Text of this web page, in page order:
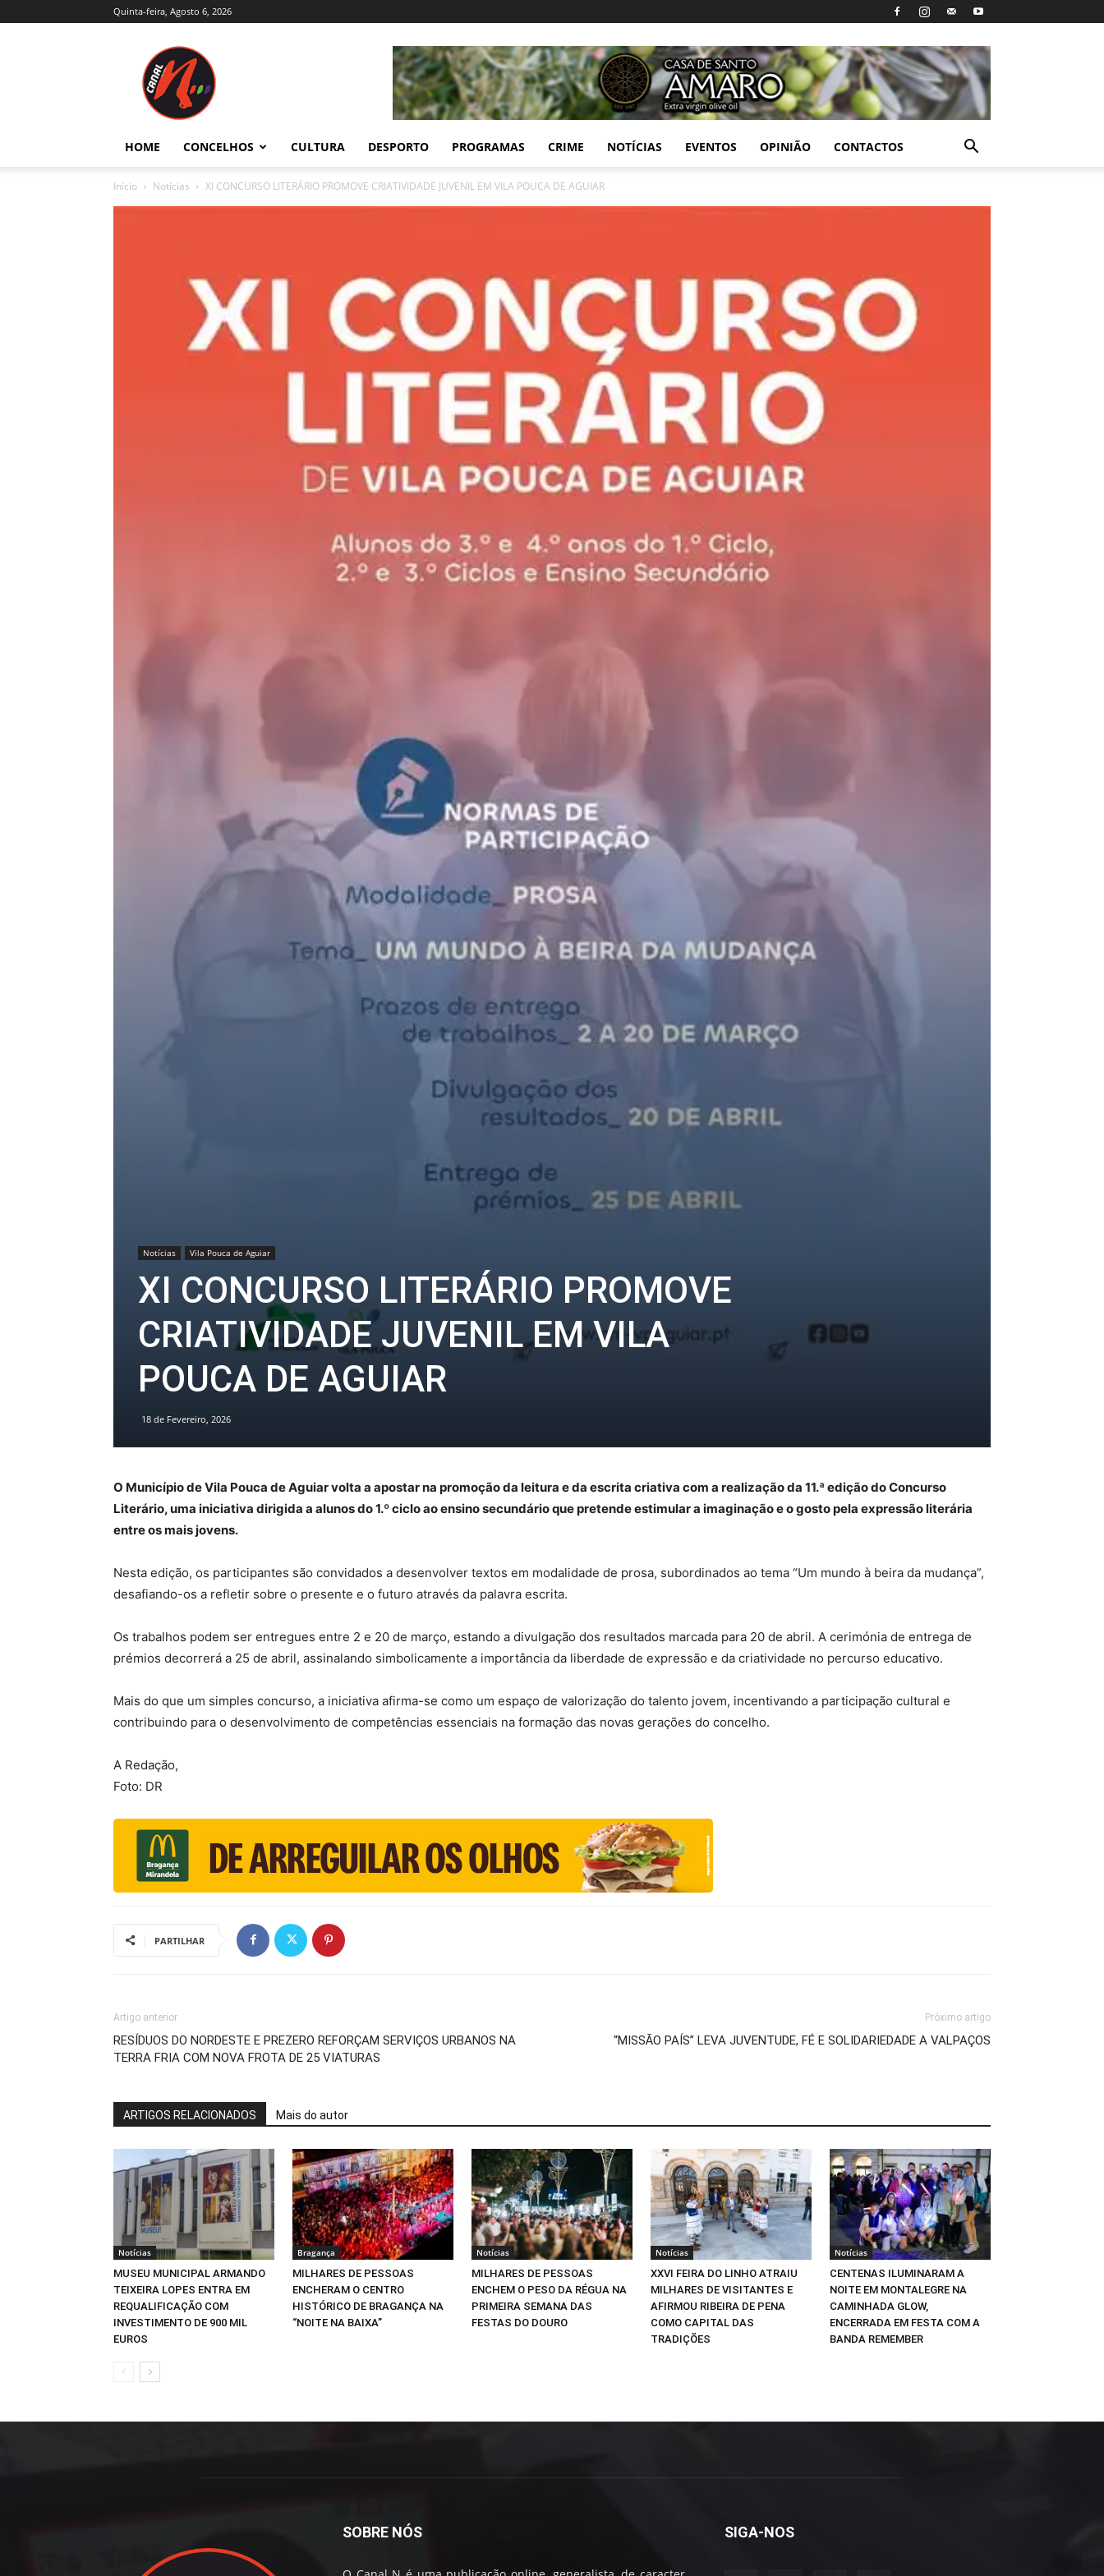
Quinta-feira, Agosto 6, 2026
Trás-
e
Alto
HOME CONCELHOS CULTURA DESPORTO PROGRAMAS CRIME NOTÍCIAS EVENTOS OPINIÃO CONTACTOS
Início Notícias XI CONCURSO LITERÁRIO PROMOVE CRIATIVIDADE JUVENIL EM VILA POUCA DE AGUIAR
Notícias Vila Pouca de Aguiar
XI CONCURSO LITERÁRIO PROMOVE
CRIATIVIDADE JUVENIL EM VILA
POUCA DE AGUIAR
18 de Fevereiro, 2026
O Município de Vila Pouca de Aguiar volta a apostar na promoção da leitura e da escrita criativa com a realização da 11.ª edição do Concurso
Literário, uma iniciativa dirigida a alunos do 1.º ciclo ao ensino secundário que pretende estimular a imaginação e o gosto pela expressão literária
entre os mais jovens.
Nesta edição, os participantes são convidados a desenvolver textos em modalidade de prosa, subordinados ao tema “Um mundo à beira da mudança”,
desafiando-os a refletir sobre o presente e o futuro através da palavra escrita.
Os trabalhos podem ser entregues entre 2 e 20 de março, estando a divulgação dos resultados marcada para 20 de abril. A cerimónia de entrega de
prémios decorrerá a 25 de abril, assinalando simbolicamente a importância da liberdade de expressão e da criatividade no percurso educativo.
Mais do que um simples concurso, a iniciativa afirma-se como um espaço de valorização do talento jovem, incentivando a participação cultural e
contribuindo para o desenvolvimento de competências essenciais na formação das novas gerações do concelho.
A Redação,
Foto: DR
PARTILHAR
Artigo anterior
RESÍDUOS DO NORDESTE E PREZERO REFORÇAM SERVIÇOS URBANOS NA
TERRA FRIA COM NOVA FROTA DE 25 VIATURAS
Próximo artigo
“MISSÃO PAÍS” LEVA JUVENTUDE, FÉ E SOLIDARIEDADE A VALPAÇOS
ARTIGOS RELACIONADOS Mais do autor
Notícias
MUSEU MUNICIPAL ARMANDO
TEIXEIRA LOPES ENTRA EM
REQUALIFICAÇÃO COM
INVESTIMENTO DE 900 MIL
EUROS
Bragança
MILHARES DE PESSOAS
ENCHERAM O CENTRO
HISTÓRICO DE BRAGANÇA NA
“NOITE NA BAIXA”
Notícias
MILHARES DE PESSOAS
ENCHEM O PESO DA RÉGUA NA
PRIMEIRA SEMANA DAS
FESTAS DO DOURO
Notícias
XXVI FEIRA DO LINHO ATRAIU
MILHARES DE VISITANTES E
AFIRMOU RIBEIRA DE PENA
COMO CAPITAL DAS
TRADIÇÕES
Notícias
CENTENAS ILUMINARAM A
NOITE EM MONTALEGRE NA
CAMINHADA GLOW,
ENCERRADA EM FESTA COM A
BANDA REMEMBER
SOBRE NÓS SIGA-NOS